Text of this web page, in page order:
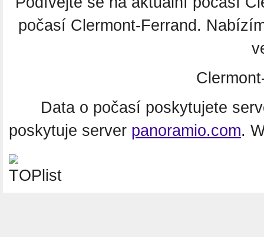
počasí Clermont-Ferrand.
Data o počasí poskytujete
poskytuje server panoramio.com.